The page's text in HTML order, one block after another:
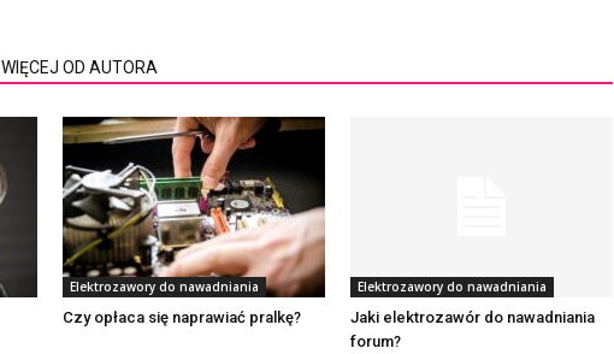
WIĘCEJ OD AUTORA
Elektrozawory do nawadniania
Czy opłaca się naprawiać pralkę?
Elektrozawory do nawadniania
Jaki elektrozawór do nawadniania
forum?